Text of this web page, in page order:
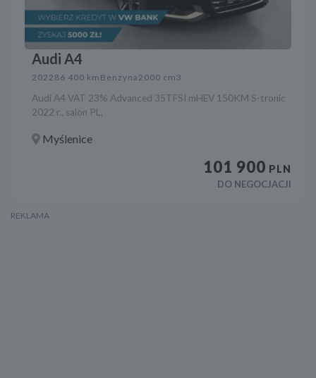
Audi A4
2022 86 400 km Benzyna2000 cm3
Audi A4 VAT 23% Advanced 35TFSI mHEV 150KM S-tronic
2022 r., salon PL,
Myślenice
101 900 PLN
DO NEGOCJACJI